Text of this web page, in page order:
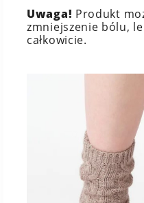
Uwaga! Produkt
zmniejszenie bólu,
całkowicie.